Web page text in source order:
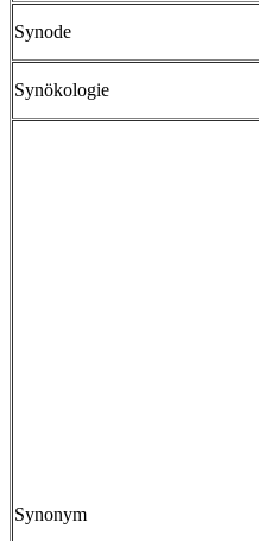
Synode
Synökologie
Synonym